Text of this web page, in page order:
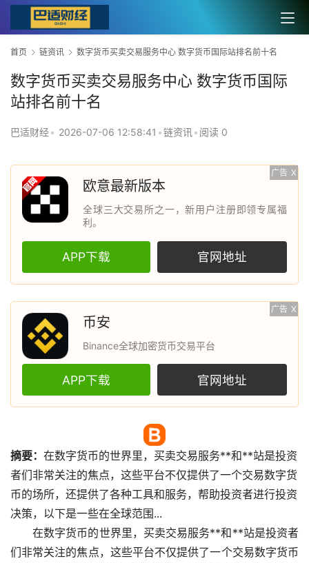
首页 链资讯 数字货币买卖交易服务中心 数字货币国际站排名前十名
数字货币买卖交易服务中心 数字货币国际
站排名前十名
巴适财经• 2026-07-06 12:58:41 •链资讯 • 阅读 0
广告 X
欧意最新版本
全球三大交易所之一，新用户注册即领专属福
利。
APP下载 官网地址
广告 X
币安
Binance全球加密货币交易平台
APP下载 官网地址
摘要： 在数字货币的世界里，买卖交易服务**和**站是投资
者们非常关注的焦点，这些平台不仅提供了一个交易数字货
币的场所，还提供了各种工具和服务，帮助投资者进行投资
决策，以下是一些在全球范围...
在数字货币的世界里，买卖交易服务**和**站是投资者
们非常关注的焦点，这些平台不仅提供了一个交易数字货币